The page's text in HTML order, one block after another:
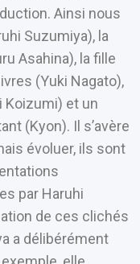
Ainsi nous
Suzumiya), la
Asahina), la fille
(Yuki Nagato),
Koizumi) et un
(Kyon). Il s’avère
évoluer, ils sont
par Haruhi
de ces clichés
a délibérément